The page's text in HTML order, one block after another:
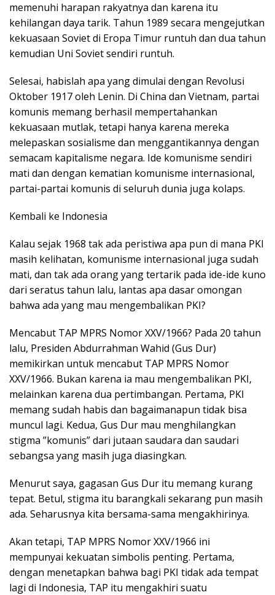
memenuhi harapan rakyatnya dan karena itu
kehilangan daya tarik. Tahun 1989 secara mengejutkan
kekuasaan Soviet di Eropa Timur runtuh dan dua tahun
kemudian Uni Soviet sendiri runtuh.
Selesai, habislah apa yang dimulai dengan Revolusi
Oktober 1917 oleh Lenin. Di China dan Vietnam, partai
komunis memang berhasil mempertahankan
kekuasaan mutlak, tetapi hanya karena mereka
melepaskan sosialisme dan menggantikannya dengan
semacam kapitalisme negara. Ide komunisme sendiri
mati dan dengan kematian komunisme internasional,
partai-partai komunis di seluruh dunia juga kolaps.
Kembali ke Indonesia
Kalau sejak 1968 tak ada peristiwa apa pun di mana PKI
masih kelihatan, komunisme internasional juga sudah
mati, dan tak ada orang yang tertarik pada ide-ide kuno
dari seratus tahun lalu, lantas apa dasar omongan
bahwa ada yang mau mengembalikan PKI?
Mencabut TAP MPRS Nomor XXV/1966? Pada 20 tahun
lalu, Presiden Abdurrahman Wahid (Gus Dur)
memikirkan untuk mencabut TAP MPRS Nomor
XXV/1966. Bukan karena ia mau mengembalikan PKI,
melainkan karena dua pertimbangan. Pertama, PKI
memang sudah habis dan bagaimanapun tidak bisa
muncul lagi. Kedua, Gus Dur mau menghilangkan
stigma ”komunis” dari jutaan saudara dan saudari
sebangsa yang masih juga diasingkan.
Menurut saya, gagasan Gus Dur itu memang kurang
tepat. Betul, stigma itu barangkali sekarang pun masih
ada. Seharusnya kita bersama-sama mengakhirinya.
Akan tetapi, TAP MPRS Nomor XXV/1966 ini
mempunyai kekuatan simbolis penting. Pertama,
dengan menetapkan bahwa bagi PKI tidak ada tempat
lagi di Indonesia, TAP itu mengakhiri suatu